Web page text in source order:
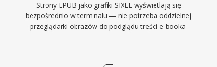
Strony EPUB jako grafiki SIXEL wyświetlają się
bezpośrednio w terminalu — nie potrzeba oddzielnej
przeglądarki obrazów do podglądu treści e-booka.